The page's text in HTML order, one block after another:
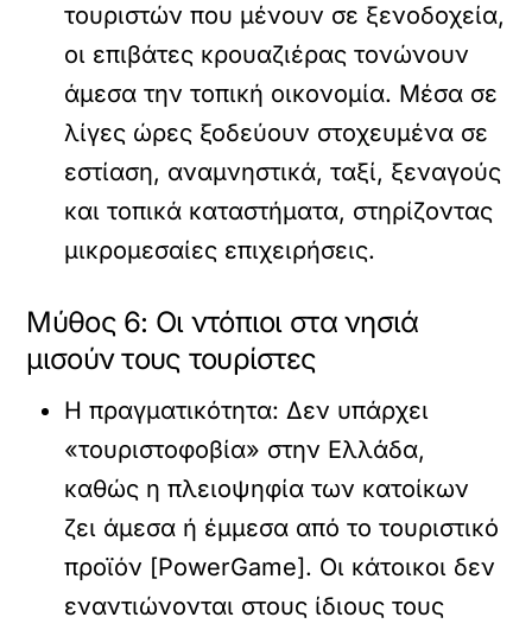
τουριστών που μένουν σε ξενοδοχεία,
οι επιβάτες κρουαζιέρας τονώνουν
άμεσα την τοπική οικονομία. Μέσα σε
λίγες ώρες ξοδεύουν στοχευμένα σε
εστίαση, αναμνηστικά, ταξί, ξεναγούς
και τοπικά καταστήματα, στηρίζοντας
μικρομεσαίες επιχειρήσεις.
Μύθος 6: Οι ντόπιοι στα νησιά
μισούν τους τουρίστες
Η πραγματικότητα: Δεν υπάρχει
«τουριστοφοβία» στην Ελλάδα,
καθώς η πλειοψηφία των κατοίκων
ζει άμεσα ή έμμεσα από το τουριστικό
προϊόν [PowerGame]. Οι κάτοικοι δεν
εναντιώνονται στους ίδιους τους